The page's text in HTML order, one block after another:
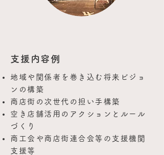
支援内容例
地域や関係者を巻き込む将来ビジョ
ンの構築
商店街の次世代の担い手構築
空き店舗活用のアクションとルール
づくり
商工会や商店街連合会等の支援機関
支援等